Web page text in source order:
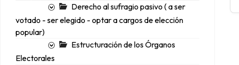
Derecho al sufragio pasivo ( a ser
votado - ser elegido - optar a cargos de elección
popular)
Estructuración de los Órganos
Electorales